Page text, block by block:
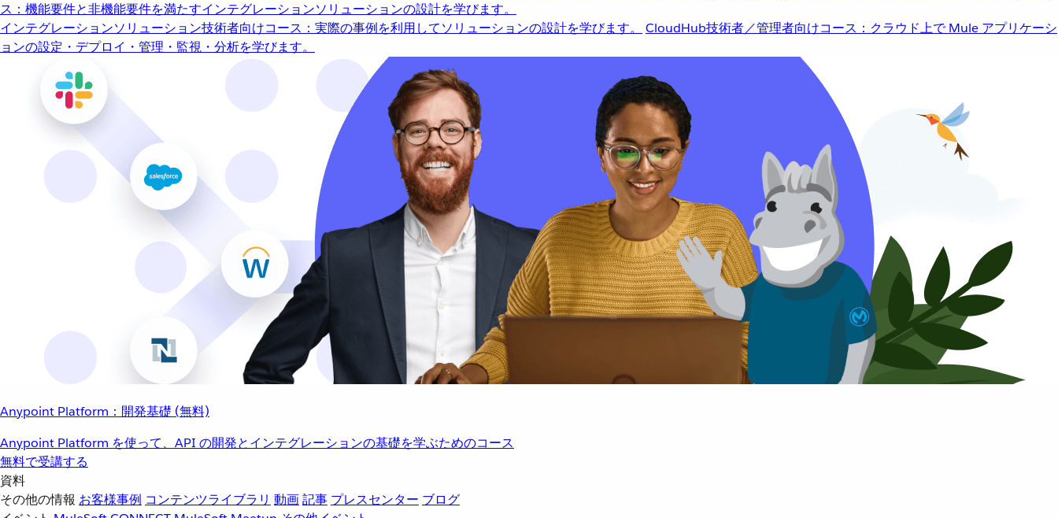
ス：機能要件と非機能要件を満たすインテグレーションソリューションの設計を学びます。
インテグレーションソリューション技術者向けコース：実際の事例を利用してソリューションの設計を学びます。 CloudHub技術者／管理者向けコース：クラウド上で Mule アプリケーシ
ョンの設定・デプロイ・管理・監視・分析を学びます。
Anypoint Platform：開発基礎 (無料)
Anypoint Platform を使って、API の開発とインテグレーションの基礎を学ぶためのコース
無料で受講する
資料
その他の情報 お客様事例 コンテンツライブラリ 動画記事 プレスセンター ブログ